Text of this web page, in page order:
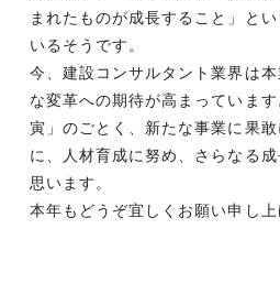
まれたものが成長すること」と
いるそうです。
今、建設コンサルタント業界は
な変革への期待が高まっていま
寅」のごとく、新たな事業に果
に、
人材育成に努め、 さらなる
思います。
本年もどうぞ宜しくお願い申し上